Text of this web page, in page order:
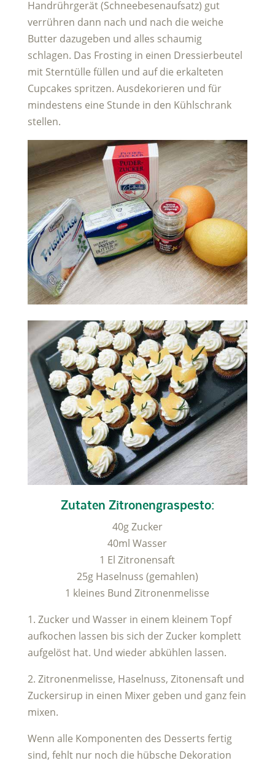
Handrührgerät (Schneebesenaufsatz) gut
verrühren dann nach und nach die weiche
Butter dazugeben und alles schaumig
schlagen. Das Frosting in einen Dressierbeutel
mit Sterntülle füllen und auf die erkalteten
Cupcakes spritzen. Ausdekorieren und für
mindestens eine Stunde in den Kühlschrank
stellen.
Zutaten Zitronengraspesto:
40g Zucker
40ml Wasser
1 El Zitronensaft
25g Haselnuss (gemahlen)
1 kleines Bund Zitronenmelisse
1. Zucker und Wasser in einem kleinem Topf
aufkochen lassen bis sich der Zucker komplett
aufgelöst hat. Und wieder abkühlen lassen.
2. Zitronenmelisse, Haselnuss, Zitonensaft und
Zuckersirup in einen Mixer geben und ganz fein
mixen.
Wenn alle Komponenten des Desserts fertig
sind, fehlt nur noch die hübsche Dekoration